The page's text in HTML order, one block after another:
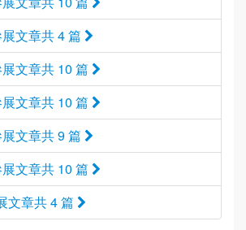
文章共 4 篇
文章共 10 篇
文章共 10 篇
文章共 9 篇
文章共 10 篇
文章共 4 篇